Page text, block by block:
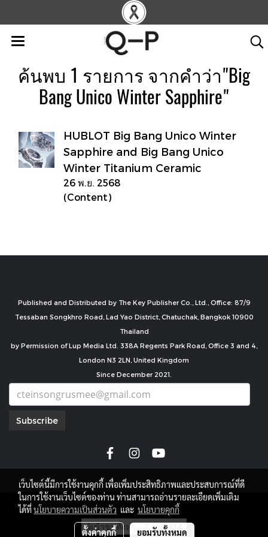
ค้นพบ 1 รายการ จากคำว่า"Big
Bang Unico Winter Sapphire"
HUBLOT Big Bang Unico Winter
Sapphire and Big Bang Unico
Winter Titanium Ceramic
26 พ.ย. 2568
(Content)
Published and Distributed by The Key Publisher Co., Ltd., Office: 87/9
Tessaban Songkhro Road, Lad Yao District, Chatuchak, Bangkok 10900
Thailand
by Permission of Lup Media Ltd. 338A Regents Park Road, Office 3 and 4,
London N3 2LN, United Kingdom
Since December 2021.
Subscribe
copyright by
ผู้เข้าชมทั้งหมด7,685,434
เว็บไซต์นี้มีการใช้งานคุกกี้ เพื่อเพิ่มประสิทธิภาพและประสบการณ์ที่ดี
ในการใช้งานเว็บไซต์ของท่าน ท่านสามารถอ่านรายละเอียดเพิ่มเติม
ได้ที่นโยบายความเป็นส่วนตัว และ นโยบายคุกกี้
ตั้งค่าคุกกี้ ยอมรับทั้งหมด